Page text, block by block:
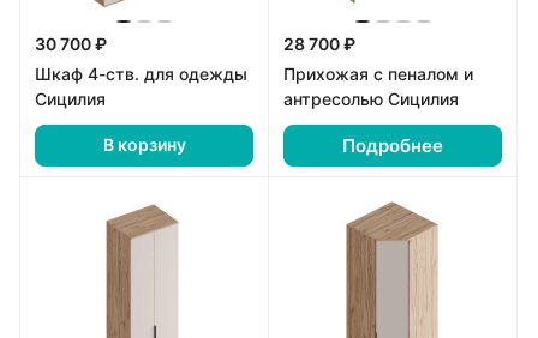
30 700 ₽
Шкаф 4-ств. для одежды
Сицилия
В корзину
28 700 ₽
Прихожая с пеналом и
антресолью Сицилия
Подробнее